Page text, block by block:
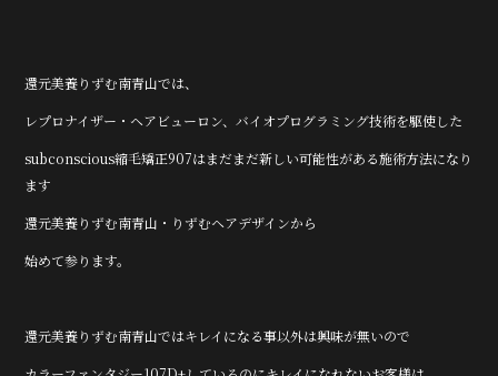
還元美養りずむ南青山では、
レプロナイザー・ヘアビューロン、バイオプログラミング技術を駆使した
subconscious縮毛矯正907はまだまだ新しい可能性がある施術方法になり
ます
還元美養りずむ南青山・りずむヘアデザインから
始めて参ります。
還元美養りずむ南青山ではキレイになる事以外は興味が無いので